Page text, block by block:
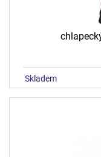
skladem